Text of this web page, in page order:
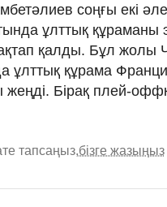
соңғы екі
ұлттық құраманы
қалды. Бұл жолы
ұлттық құрама
Бірақ плей-
тапсаңыз,бізге жазыңыз